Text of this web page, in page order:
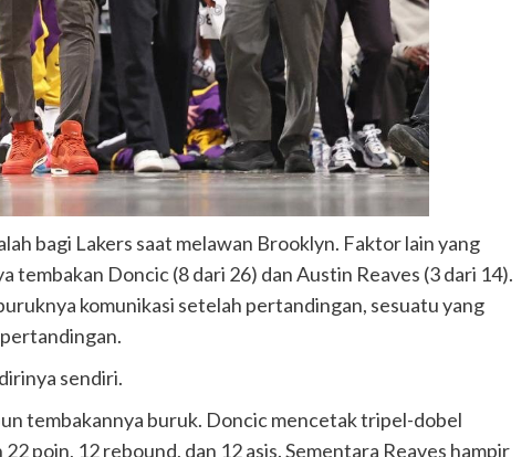
bagi Lakers saat melawan Brooklyn. Faktor lain yang
tembakan Doncic (8 dari 26) dan Austin Reaves (3 dari 14).
komunikasi setelah pertandingan, sesuatu yang
sendiri.
tembakannya buruk. Doncic mencetak tripel-dobel
poin, 12 rebound, dan 12 asis. Sementara Reaves hampir